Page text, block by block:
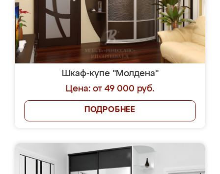
Шкаф-купе "Молдена"
Цена: от 49 000 руб.
ПОДРОБНЕЕ